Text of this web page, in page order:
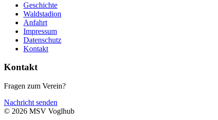
Geschichte
Waldstadion
Anfahrt
Impressum
Datenschutz
Kontakt
Kontakt
Fragen zum Verein?
Nachricht senden
© 2026 MSV Voglhub